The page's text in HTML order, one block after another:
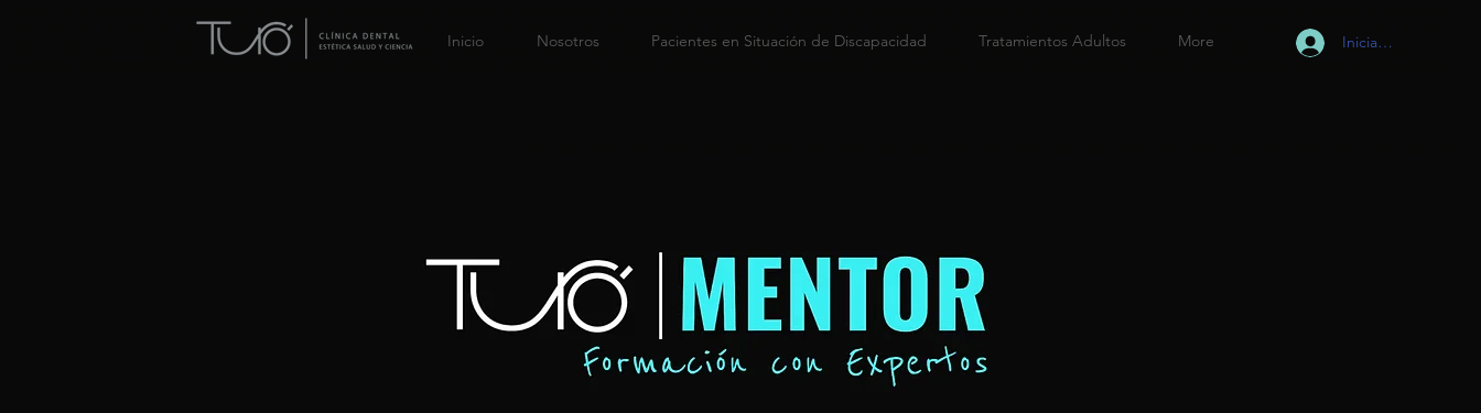
Inicio Nosotros Pacientes en Situación de Discapacidad Tratamientos Adultos More Iniciar sesión